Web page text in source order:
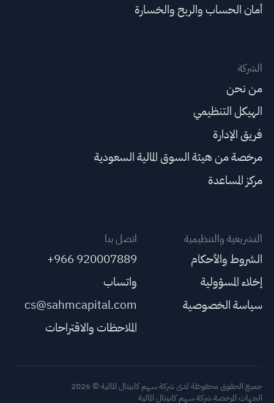
أمان الحساب والربح والخسارة
الشركة
من نحن
الهيكل التنظيمي
فريق الإدارة
مرخصة من هيئة السوق المالية السعودية
مركز المساعدة
التشريعية والتنظيمية
الشروط والأحكام
إخلاء المسؤولية
سياسة الخصوصية
اتصل بنا
+966 920007889
واتساب
cs@sahmcapital.com
الملاحظات والاقتراحات
جميع الحقوق محفوظة لدى شركة سهم كابيتال المالية © 2026
الجهات المرخصة شركة سهم كابيتال المالية